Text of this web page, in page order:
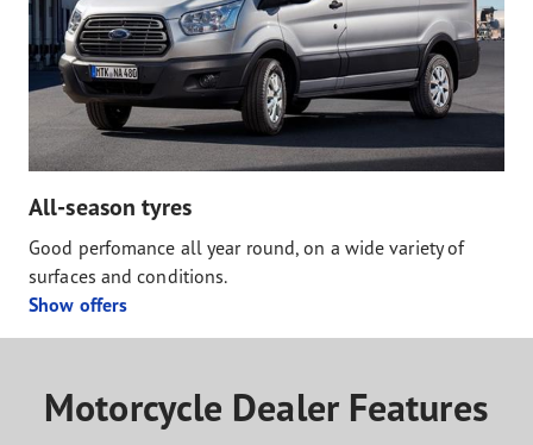
All-season tyres
Good perfomance all year round, on a wide variety of
surfaces and conditions.
Show offers
Motorcycle Dealer Features